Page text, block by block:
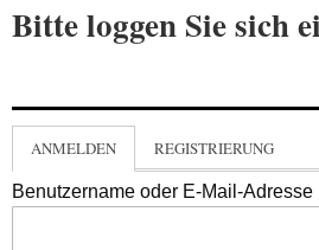
Bitte loggen Sie sich
ANMELDEN REGISTRIERUNG
Benutzername oder E-Mail-Adresse